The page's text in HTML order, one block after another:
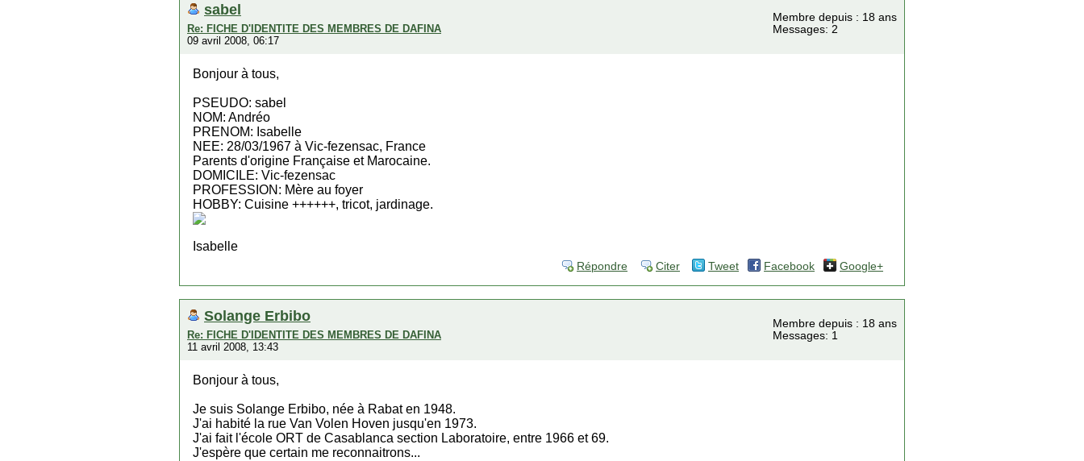
sabel
Re: FICHE D'IDENTITE DES MEMBRES DE DAFINA
09 avril 2008, 06:17
Membre depuis : 18 ans
Messages: 2
Bonjour à tous,
PSEUDO: sabel
NOM: Andréo
PRENOM: Isabelle
NEE: 28/03/1967 à Vic-fezensac, France
Parents d'origine Française et Marocaine.
DOMICILE: Vic-fezensac
PROFESSION: Mère au foyer
HOBBY: Cuisine ++++++, tricot, jardinage.
Isabelle
Répondre Citer Tweet Facebook Google+
Solange Erbibo
Re: FICHE D'IDENTITE DES MEMBRES DE DAFINA
11 avril 2008, 13:43
Membre depuis : 18 ans
Messages: 1
Bonjour à tous,
Je suis Solange Erbibo, née à Rabat en 1948.
J'ai habité la rue Van Volen Hoven jusqu'en 1973.
J'ai fait l'école ORT de Casablanca section Laboratoire, entre 1966 et 69.
J'espère que certain me reconnaitrons...